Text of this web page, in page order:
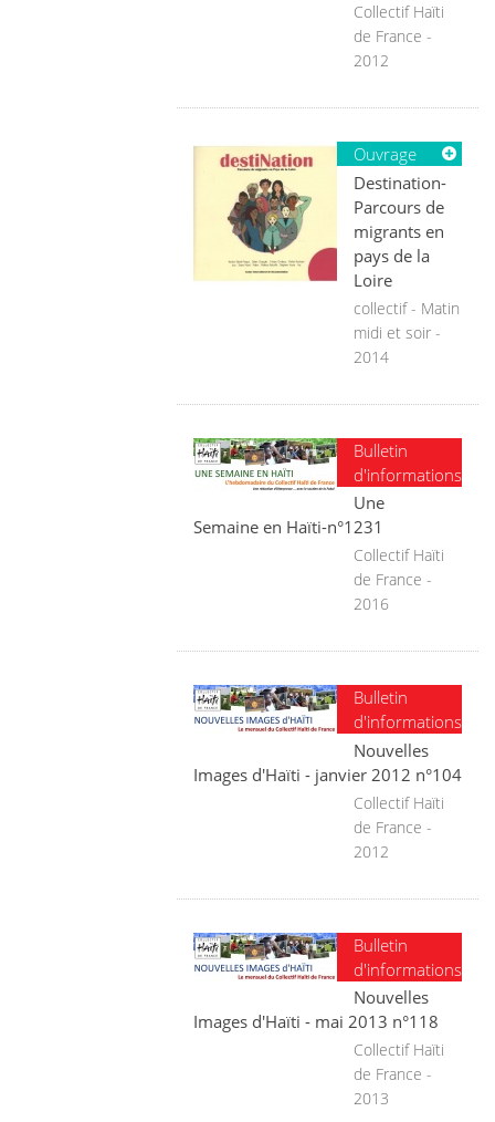
Collectif Haïti
de France -
2012
Ouvrage
Destination-
Parcours de
migrants en
pays de la
Loire
collectif - Matin
midi et soir -
2014
Bulletin
d'informations
Une
Semaine en Haïti-n°1231
Collectif Haïti
de France -
2016
Bulletin
d'informations
Nouvelles
Images d'Haïti - janvier 2012 n°104
Collectif Haïti
de France -
2012
Bulletin
d'informations
Nouvelles
Images d'Haïti - mai 2013 n°118
Collectif Haïti
de France -
2013